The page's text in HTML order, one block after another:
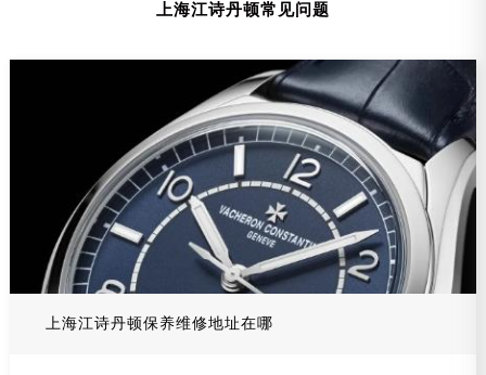
上海江诗丹顿常见问题
上海江诗丹顿保养维修地址在哪